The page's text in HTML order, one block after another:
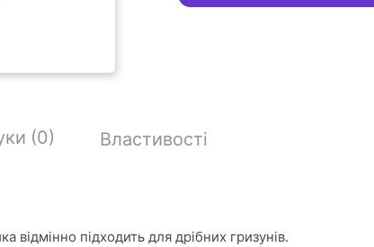
(0) Властивості
відмінно підходить для дрібних гризунів.